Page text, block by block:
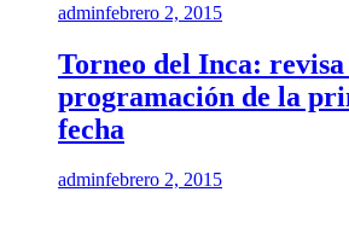
adminfebrero 2, 2015
Torneo del Inca:
programación de la
fecha
adminfebrero 2, 2015